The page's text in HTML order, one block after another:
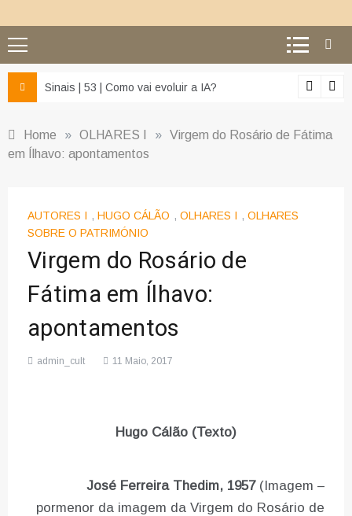
e da misericórdia’
Sinais | 53 | Como vai evoluir a IA?
Home » OLHARES I » Virgem do Rosário de Fátima
em Ílhavo: apontamentos
AUTORES I , HUGO CÁLÃO , OLHARES I , OLHARES
SOBRE O PATRIMÓNIO
Virgem do Rosário de
Fátima em Ílhavo:
apontamentos
admin_cult 11 Maio, 2017
Hugo Cálão (Texto)
José Ferreira Thedim, 1957(Imagem –
pormenor da imagem da Virgem do Rosário de